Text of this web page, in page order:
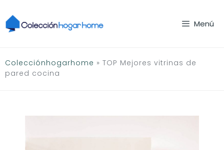
al
contenido
Menú
Colecciónhogarhome » TOP Mejores vitrinas de
pared cocina